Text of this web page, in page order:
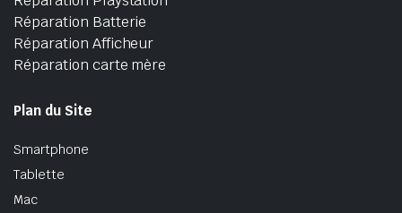
Réparation Batterie
Réparation Afficheur
Réparation carte mère
Plan du Site
Smartphone
Tablette
Mac